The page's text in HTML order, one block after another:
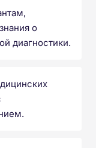
о
диагностики.